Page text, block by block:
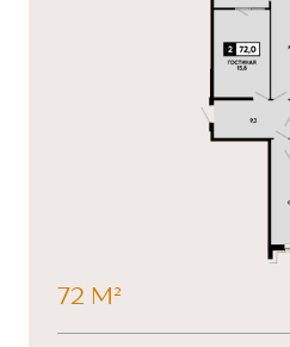
72 М²